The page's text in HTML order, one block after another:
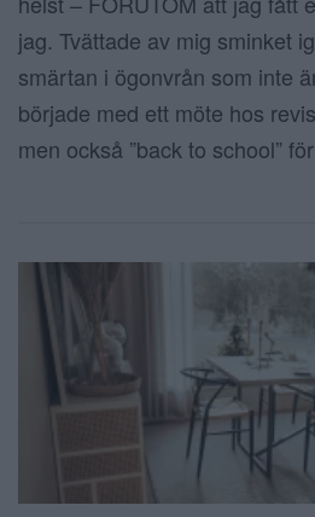
jag. Tvättade av mig sminket
smärtan i ögonvrån som inte
började med ett möte hos
men också ”back to school”